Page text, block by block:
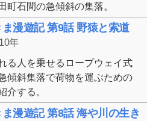
町石間の急傾斜の集落。
ま漫遊記 第9話 野猿と索道
年
る人を乗せるロープウェイ式
傾斜集落で荷物を運ぶための
介する。
漫遊記 第8話 海や川の生き